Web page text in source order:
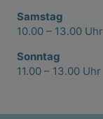
Samstag
10.00 – 13.00 Uhr
Sonntag
11.00 – 13.00 Uhr